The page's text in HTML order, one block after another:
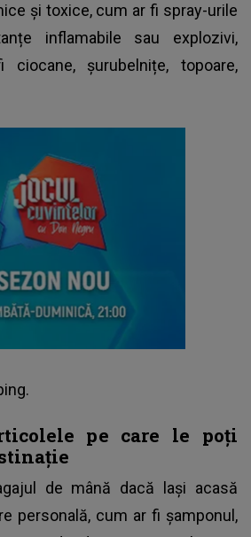
și toxice, cum ar fi spray-urile
inflamabile sau explozivi,
șurubelnițe, topoare,
pe care le poți
de mână dacă lași acasă
personală, cum ar fi șamponul,